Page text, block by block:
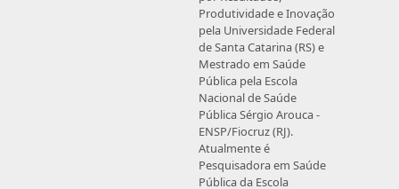
Produtividade e Inovação
pela Universidade Federal
de Santa Catarina (RS) e
Mestrado em Saúde
Pública pela Escola
Nacional de Saúde
Pública Sérgio Arouca -
ENSP/Fiocruz (RJ).
Atualmente é
Pesquisadora em Saúde
Pública da Escola